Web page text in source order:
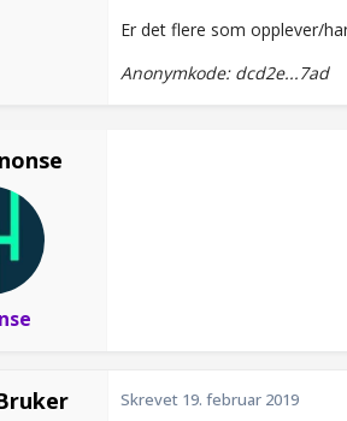
Er det flere som opplever/
Anonymkode: dcd2e...7ad
Skrevet 19. februar 2019